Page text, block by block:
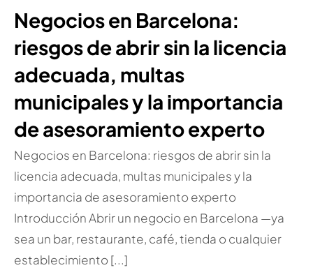
Negocios en Barcelona:
riesgos de abrir sin la licencia
adecuada, multas
municipales y la importancia
de asesoramiento experto
Negocios en Barcelona: riesgos de abrir sin la
licencia adecuada, multas municipales y la
importancia de asesoramiento experto
Introducción Abrir un negocio en Barcelona —ya
sea un bar, restaurante, café, tienda o cualquier
establecimiento [...]